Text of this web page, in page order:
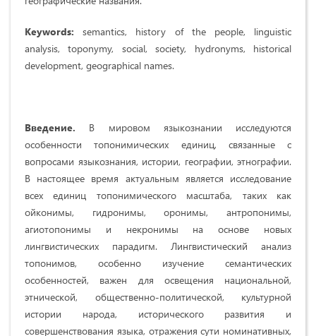
Keywords:semantics, history of the people, linguistic
analysis, toponymy, social, society, hydronyms, historical
development, geographical names.
Введение. В мировом языкознании исследуются
особенности топонимических единиц, связанные с
вопросами языкознания, истории, географии, этнографии.
В настоящее время актуальным является исследование
всех единиц топонимического масштаба, таких как
ойконимы, гидронимы, оронимы, антропонимы,
агиотопонимы и некронимы на основе новых
лингвистических парадигм. Лингвистический анализ
топонимов, особенно изучение семантических
особенностей, важен для освещения национальной,
этнической, общественно-политической, культурной
истории народа, исторического развития и
совершенствования языка, отражения сути номинативных,